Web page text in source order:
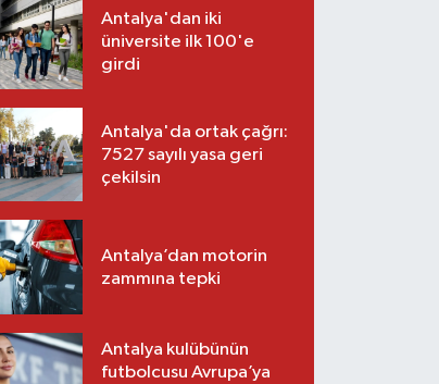
Antalya'dan iki
üniversite ilk 100'e
girdi
Antalya'da ortak çağrı:
7527 sayılı yasa geri
çekilsin
Antalya’dan motorin
zammına tepki
Antalya kulübünün
futbolcusu Avrupa’ya